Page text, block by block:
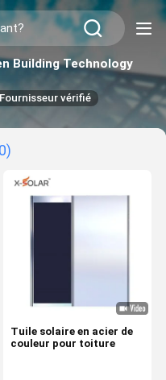
Building Technology
Fournisseur vérifié
Tuile solaire en acier de
couleur pour toiture